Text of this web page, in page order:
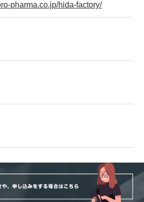
pharma.co.jp/hida-factory/